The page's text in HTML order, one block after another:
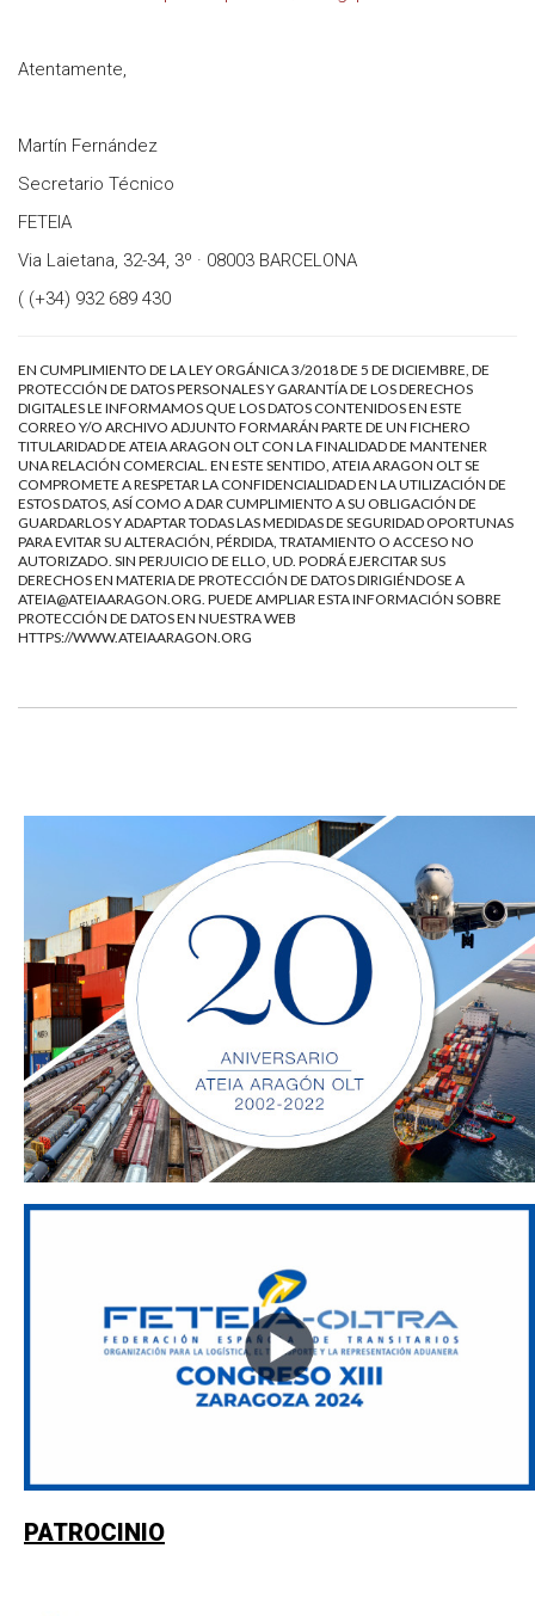
Atentamente,
Martín Fernández
Secretario Técnico
FETEIA
Via Laietana, 32-34, 3º · 08003 BARCELONA
( (+34) 932 689 430
EN CUMPLIMIENTO DE LA LEY ORGÁNICA 3/2018 DE 5 DE DICIEMBRE, DE
PROTECCIÓN DE DATOS PERSONALES Y GARANTÍA DE LOS DERECHOS
DIGITALES LE INFORMAMOS QUE LOS DATOS CONTENIDOS EN ESTE
CORREO Y/O ARCHIVO ADJUNTO FORMARÁN PARTE DE UN FICHERO
TITULARIDAD DE ATEIA ARAGON OLT CON LA FINALIDAD DE MANTENER
UNA RELACIÓN COMERCIAL. EN ESTE SENTIDO, ATEIA ARAGON OLT SE
COMPROMETE A RESPETAR LA CONFIDENCIALIDAD EN LA UTILIZACIÓN DE
ESTOS DATOS, ASÍ COMO A DAR CUMPLIMIENTO A SU OBLIGACIÓN DE
GUARDARLOS Y ADAPTAR TODAS LAS MEDIDAS DE SEGURIDAD OPORTUNAS
PARA EVITAR SU ALTERACIÓN, PÉRDIDA, TRATAMIENTO O ACCESO NO
AUTORIZADO. SIN PERJUICIO DE ELLO, UD. PODRÁ EJERCITAR SUS
DERECHOS EN MATERIA DE PROTECCIÓN DE DATOS DIRIGIÉNDOSE A
ATEIA@ATEIAARAGON.ORG . PUEDE AMPLIAR ESTA INFORMACIÓN SOBRE
PROTECCIÓN DE DATOS EN NUESTRA WEB
HTTPS://WWW.ATEIAARAGON.ORG
PATROCINIO